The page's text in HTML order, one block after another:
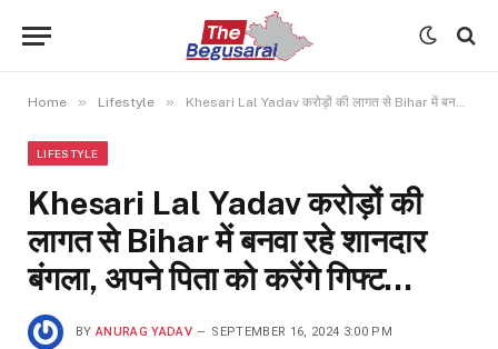
Home » Lifestyle » Khesari Lal Yadav करोड़ों की लागत से Bihar में बनवा रहे शानदार बंगला, अपने पिता को करेंगे गिफ्ट…
LIFESTYLE
Khesari Lal Yadav करोड़ों की
लागत से Bihar में बनवा रहे शानदार
बंगला, अपने पिता को करेंगे गिफ्ट…
BY ANURAG YADAV SEPTEMBER 16, 2024 3:00 PM